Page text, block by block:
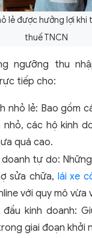
lẻ được hưởng lợi
thuế TNCN
ngưỡng thu
tiếp cho:
nhỏ lẻ: Bao gồm
nhỏ, các hộ kinh
quá cao.
doanh tự do:
sửa chữa, lái xe
với quy mô vừa
kinh doanh:
giai đoạn khởi